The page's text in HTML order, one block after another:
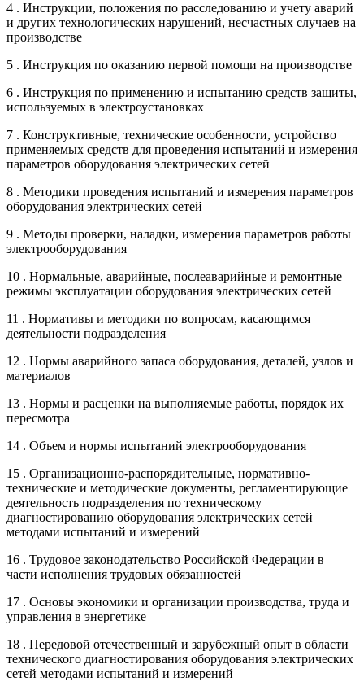
4 . Инструкции, положения по расследованию и учету аварий
и других технологических нарушений, несчастных случаев на
производстве
5 . Инструкция по оказанию первой помощи на производстве
6 . Инструкция по применению и испытанию средств защиты,
используемых в электроустановках
7 . Конструктивные, технические особенности, устройство
применяемых средств для проведения испытаний и измерения
параметров оборудования электрических сетей
8 . Методики проведения испытаний и измерения параметров
оборудования электрических сетей
9 . Методы проверки, наладки, измерения параметров работы
электрооборудования
10 . Нормальные, аварийные, послеаварийные и ремонтные
режимы эксплуатации оборудования электрических сетей
11 . Нормативы и методики по вопросам, касающимся
деятельности подразделения
12 . Нормы аварийного запаса оборудования, деталей, узлов и
материалов
13 . Нормы и расценки на выполняемые работы, порядок их
пересмотра
14 . Объем и нормы испытаний электрооборудования
15 . Организационно-распорядительные, нормативно-
технические и методические документы, регламентирующие
деятельность подразделения по техническому
диагностированию оборудования электрических сетей
методами испытаний и измерений
16 . Трудовое законодательство Российской Федерации в
части исполнения трудовых обязанностей
17 . Основы экономики и организации производства, труда и
управления в энергетике
18 . Передовой отечественный и зарубежный опыт в области
технического диагностирования оборудования электрических
сетей методами испытаний и измерений